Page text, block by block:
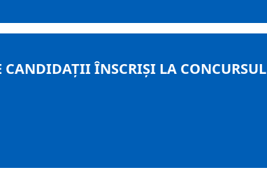
CANDIDAŢII ÎNSCRIŞI LA CONCURSUL